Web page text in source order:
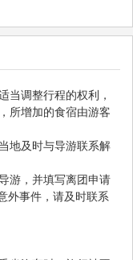
当调整行程的权利，
所增加的食宿由游客
地及时与导游联系解
游，并填写离团申请
外事件，请及时联系